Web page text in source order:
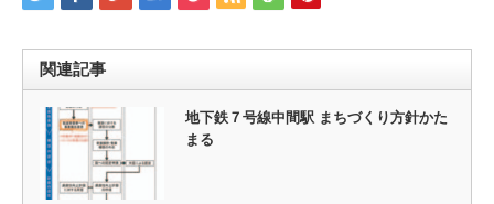
関連記事
地下鉄７号線中間駅 まちづくり方針かた
まる